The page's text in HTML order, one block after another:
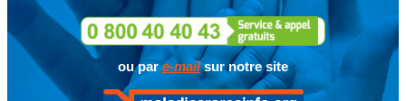
ou pare-mailsur notre site